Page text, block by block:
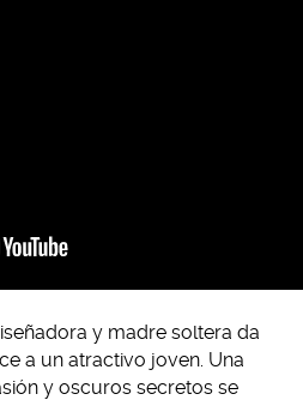
y madre soltera da
a un atractivo joven. Una
y oscuros secretos se